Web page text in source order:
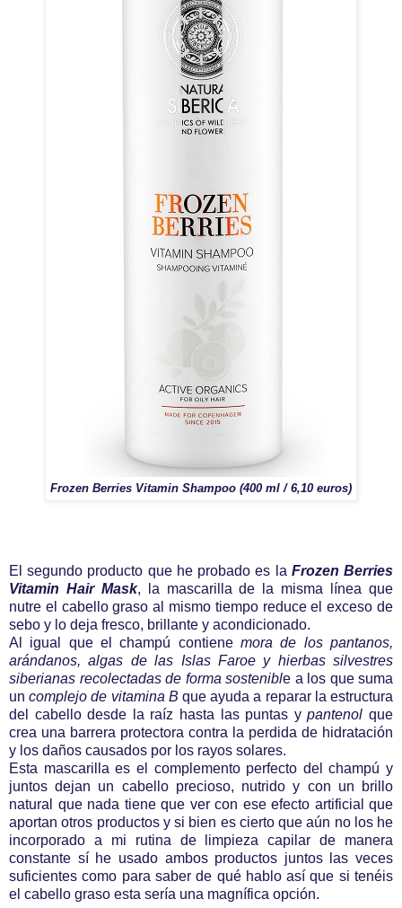
Frozen Berries Vitamin Shampoo (400 ml / 6,10 euros)
El segundo producto que he probado es la Frozen Berries
Vitamin Hair Mask, la mascarilla de la misma línea que
nutre el cabello graso al mismo tiempo reduce el exceso de
sebo y lo deja fresco, brillante y acondicionado.
Al igual que el champú contiene mora de los pantanos,
arándanos, algas de las Islas Faroe y hierbas silvestres
siberianas recolectadas de forma sostenible a los que suma
uncomplejo de vitamina B que ayuda a reparar la estructura
del cabello desde la raíz hasta las puntas ypantenol que
crea una barrera protectora contra la perdida de hidratación
y los daños causados por los rayos solares.
Esta mascarilla es el complemento perfecto del champú y
juntos dejan un cabello precioso, nutrido y con un brillo
natural que nada tiene que ver con ese efecto artificial que
aportan otros productos y si bien es cierto que aún no los he
incorporado a mi rutina de limpieza capilar de manera
constante sí he usado ambos productos juntos las veces
suficientes como para saber de qué hablo así que si tenéis
el cabello graso esta sería una magnífica opción.